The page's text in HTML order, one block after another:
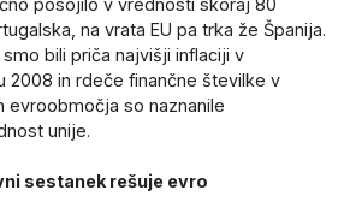
na vrata EU pa trka že Španija.
smo bili priča najvišji inflaciji v
2008 in rdeče finančne številke v
evroobmočja so naznanile
unije.
sestanek rešuje evro